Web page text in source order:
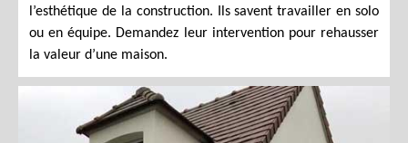
l’esthétique de la construction. Ils savent travailler en solo
ou en équipe. Demandez leur intervention pour rehausser
la valeur d’une maison.